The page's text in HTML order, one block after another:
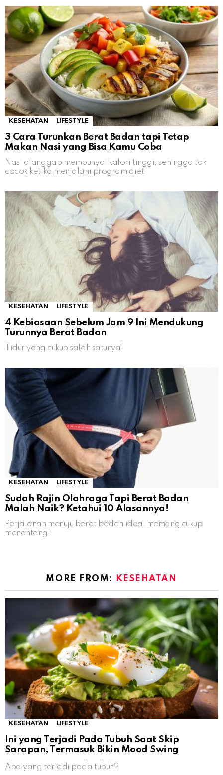
KESEHATAN LIFESTYLE
3 Cara Turunkan Berat Badan tapi Tetap
Makan Nasi yang Bisa Kamu Coba
Nasi dianggap mempunyai kalori tinggi, sehingga tak
cocok ketika menjalani program diet
KESEHATAN LIFESTYLE
4 Kebiasaan Sebelum Jam 9 Ini Mendukung
Turunnya Berat Badan
Tidur yang cukup salah satunya!
KESEHATAN LIFESTYLE
Sudah Rajin Olahraga Tapi Berat Badan
Malah Naik? Ketahui 10 Alasannya!
Perjalanan menuju berat badan ideal memang cukup
menantang!
MORE FROM: KESEHATAN
KESEHATAN LIFESTYLE
Ini yang Terjadi Pada Tubuh Saat Skip
Sarapan, Termasuk Bikin Mood Swing
Apa yang terjadi pada tubuh?